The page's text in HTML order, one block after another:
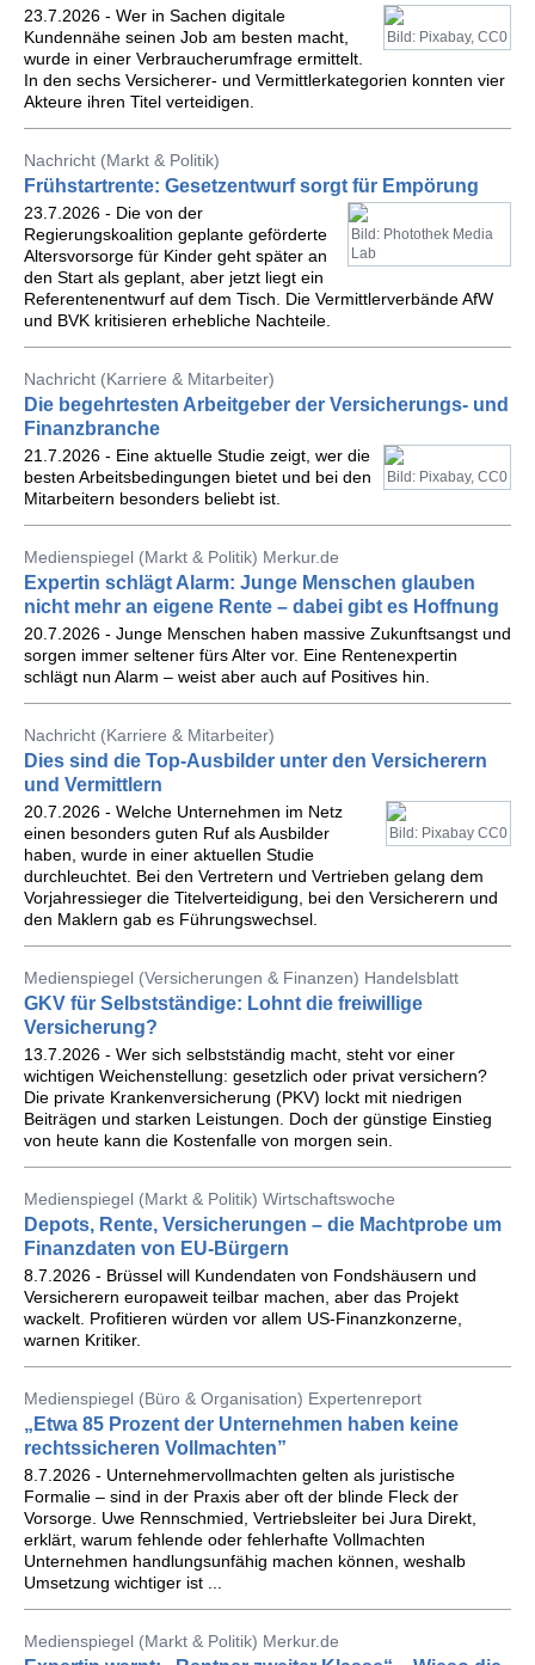
Bild: Pixabay, CC0
23.7.2026 - Wer in Sachen digitale
Kundennähe seinen Job am besten macht,
wurde in einer Verbraucherumfrage ermittelt.
In den sechs Versicherer- und Vermittlerkategorien konnten vier
Akteure ihren Titel verteidigen.
Nachricht (Markt & Politik)
Frühstartrente: Gesetzentwurf sorgt für Empörung
Bild: Photothek Media
Lab
23.7.2026 - Die von der
Regierungskoalition geplante geförderte
Altersvorsorge für Kinder geht später an
den Start als geplant, aber jetzt liegt ein
Referentenentwurf auf dem Tisch. Die Vermittlerverbände AfW
und BVK kritisieren erhebliche Nachteile.
Nachricht (Karriere & Mitarbeiter)
Die begehrtesten Arbeitgeber der Versicherungs- und
Finanzbranche
Bild: Pixabay, CC0
21.7.2026 - Eine aktuelle Studie zeigt, wer die
besten Arbeitsbedingungen bietet und bei den
Mitarbeitern besonders beliebt ist.
Medienspiegel (Markt & Politik) Merkur.de
Expertin schlägt Alarm: Junge Menschen glauben
nicht mehr an eigene Rente – dabei gibt es Hoffnung
20.7.2026 - Junge Menschen haben massive Zukunftsangst und
sorgen immer seltener fürs Alter vor. Eine Rentenexpertin
schlägt nun Alarm – weist aber auch auf Positives hin.
Nachricht (Karriere & Mitarbeiter)
Dies sind die Top-Ausbilder unter den Versicherern
und Vermittlern
Bild: Pixabay CC0
20.7.2026 - Welche Unternehmen im Netz
einen besonders guten Ruf als Ausbilder
haben, wurde in einer aktuellen Studie
durchleuchtet. Bei den Vertretern und Vertrieben gelang dem
Vorjahressieger die Titelverteidigung, bei den Versicherern und
den Maklern gab es Führungswechsel.
Medienspiegel (Versicherungen & Finanzen) Handelsblatt
GKV für Selbstständige: Lohnt die freiwillige
Versicherung?
13.7.2026 - Wer sich selbstständig macht, steht vor einer
wichtigen Weichenstellung: gesetzlich oder privat versichern?
Die private Krankenversicherung (PKV) lockt mit niedrigen
Beiträgen und starken Leistungen. Doch der günstige Einstieg
von heute kann die Kostenfalle von morgen sein.
Medienspiegel (Markt & Politik) Wirtschaftswoche
Depots, Rente, Versicherungen – die Machtprobe um
Finanzdaten von EU-Bürgern
8.7.2026 - Brüssel will Kundendaten von Fondshäusern und
Versicherern europaweit teilbar machen, aber das Projekt
wackelt. Profitieren würden vor allem US-Finanzkonzerne,
warnen Kritiker.
Medienspiegel (Büro & Organisation) Expertenreport
„Etwa 85 Prozent der Unternehmen haben keine
rechtssicheren Vollmachten”
8.7.2026 - Unternehmervollmachten gelten als juristische
Formalie – sind in der Praxis aber oft der blinde Fleck der
Vorsorge. Uwe Rennschmied, Vertriebsleiter bei Jura Direkt,
erklärt, warum fehlende oder fehlerhafte Vollmachten
Unternehmen handlungsunfähig machen können, weshalb
Umsetzung wichtiger ist ...
Medienspiegel (Markt & Politik) Merkur.de